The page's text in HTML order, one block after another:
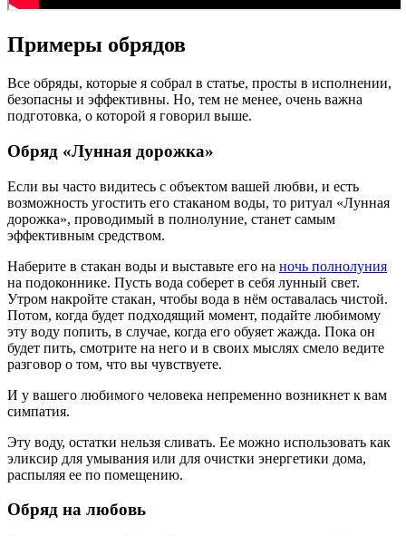
Примеры обрядов
Все обряды, которые я собрал в статье, просты в исполнении,
безопасны и эффективны. Но, тем не менее, очень важна
подготовка, о которой я говорил выше.
Обряд «Лунная дорожка»
Если вы часто видитесь с объектом вашей любви, и есть
возможность угостить его стаканом воды, то ритуал «Лунная
дорожка», проводимый в полнолуние, станет самым
эффективным средством.
Наберите в стакан воды и выставьте его на ночь полнолуния
на подоконнике. Пусть вода соберет в себя лунный свет.
Утром накройте стакан, чтобы вода в нём оставалась чистой.
Потом, когда будет подходящий момент, подайте любимому
эту воду попить, в случае, когда его обуяет жажда. Пока он
будет пить, смотрите на него и в своих мыслях смело ведите
разговор о том, что вы чувствуете.
И у вашего любимого человека непременно возникнет к вам
симпатия.
Эту воду, остатки нельзя сливать. Ее можно использовать как
эликсир для умывания или для очистки энергетики дома,
распыляя ее по помещению.
Обряд на любовь